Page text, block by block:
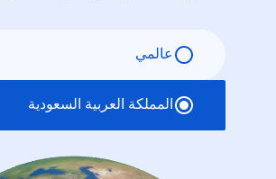
عالمي
المملكة العربية السعودية